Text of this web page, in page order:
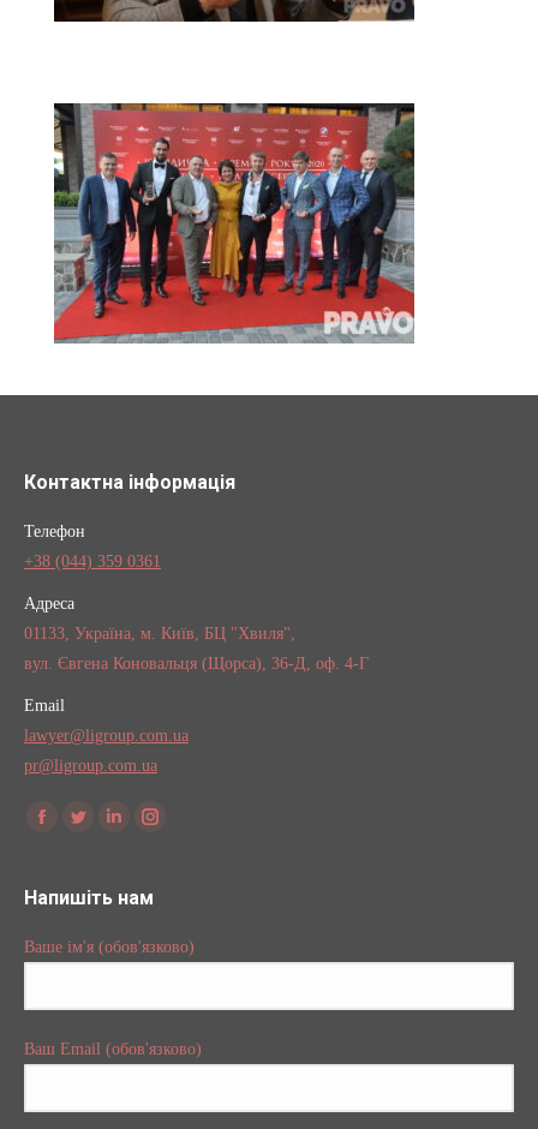
Контактна інформація
Телефон
+38 (044) 359 0361
Адреса
01133, Україна, м. Київ, БЦ "Хвиля",
вул. Євгена Коновальця (Щорса), 36-Д, оф. 4-Г
Email
lawyer@ligroup.com.ua
pr@ligroup.com.ua
Find us on:
LinkedinInstagram
Напишіть нам
Ваше ім'я (обов'язково)
Ваш Email (обов'язково)